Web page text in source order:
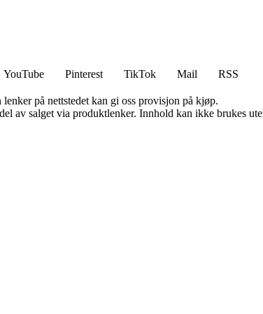
YouTube Pinterest TikTok Mail
RSS
på nettstedet kan gi oss provisjon på kjøp.
av salget via produktlenker. Innhold kan ikke brukes